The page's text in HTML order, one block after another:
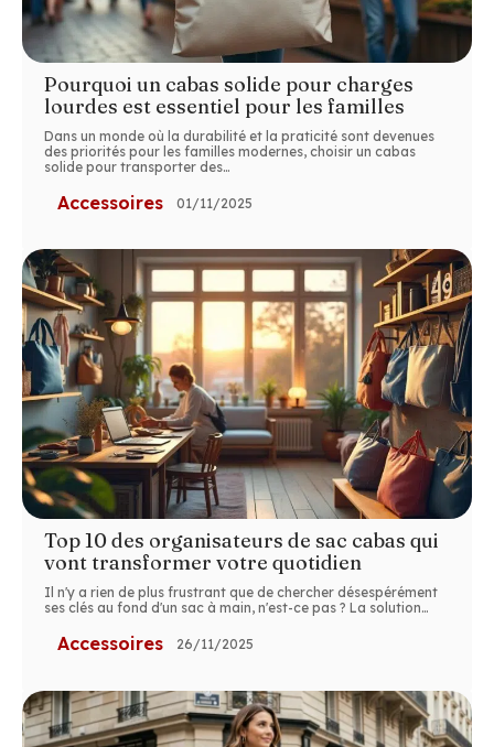
Pourquoi un cabas solide pour charges
lourdes est essentiel pour les familles
Dans un monde où la durabilité et la praticité sont devenues
des priorités pour les familles modernes, choisir un cabas
solide pour transporter des…
Accessoires 01/11/2025
Top 10 des organisateurs de sac cabas qui
vont transformer votre quotidien
Il n'y a rien de plus frustrant que de chercher désespérément
ses clés au fond d'un sac à main, n'est-ce pas ? La solution…
Accessoires 26/11/2025